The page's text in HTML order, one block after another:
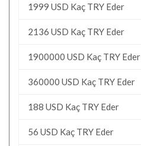
1999 USD Kaç TRY Eder
2136 USD Kaç TRY Eder
1900000 USD Kaç TRY Eder
360000 USD Kaç TRY Eder
188 USD Kaç TRY Eder
56 USD Kaç TRY Eder